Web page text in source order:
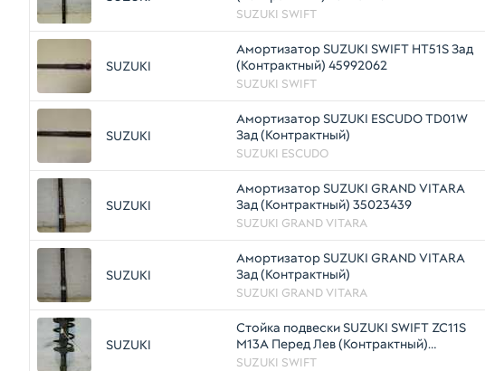
SUZUKI SWIFT
SUZUKI
Амортизатор SUZUKI SWIFT HT51S Зад
(Контрактный) 45992062
SUZUKI SWIFT
SUZUKI
Амортизатор SUZUKI ESCUDO TD01W
Зад (Контрактный)
SUZUKI ESCUDO
SUZUKI
Амортизатор SUZUKI GRAND VITARA
Зад (Контрактный) 35023439
SUZUKI GRAND VITARA
SUZUKI
Амортизатор SUZUKI GRAND VITARA
Зад (Контрактный)
SUZUKI GRAND VITARA
SUZUKI
Стойка подвески SUZUKI SWIFT ZC11S
M13A Перед Лев (Контрактный)
45976308
SUZUKI SWIFT